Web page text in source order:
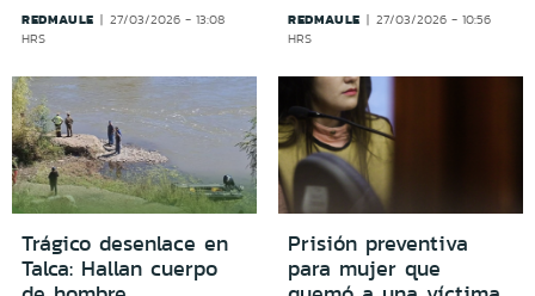
REDMAULE
27/03/2026 - 13:08
HRS
REDMAULE
27/03/2026 - 10:56
HRS
Trágico desenlace en
Talca: Hallan cuerpo
Prisión preventiva
para mujer que